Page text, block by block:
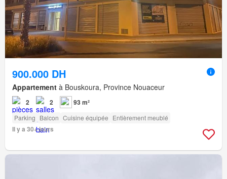
900.000 DH
Appartement à Bouskoura, Province Nouaceur
2 2 93 m²
Parking Balcon Cuisine équipée Entièrement meublé
Il y a 30+ jours